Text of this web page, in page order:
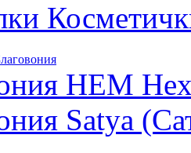
HEM
Satya